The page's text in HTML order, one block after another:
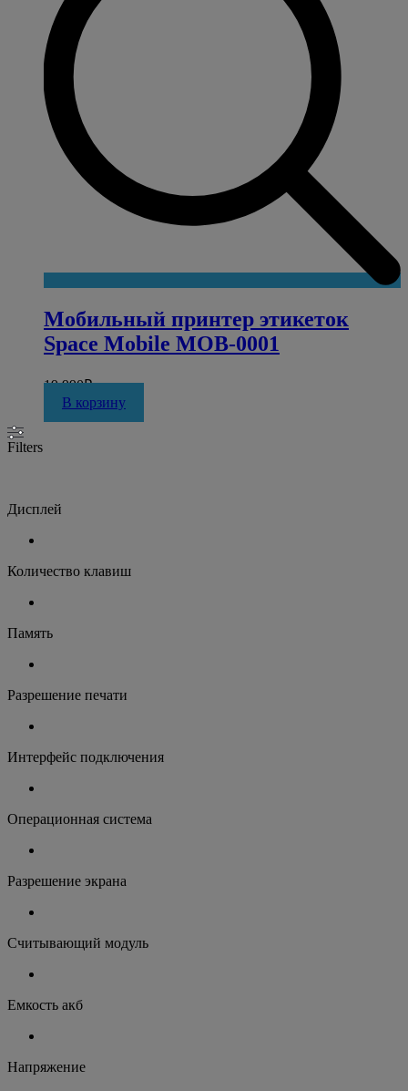
Мобильный принтер этикеток
Space Mobile MOB-0001
19 990₽
В корзину
Filters
Дисплей
Количество клавиш
Память
Разрешение печати
Интерфейс подключения
Операционная система
Разрешение экрана
Считывающий модуль
Емкость акб
Напряжение